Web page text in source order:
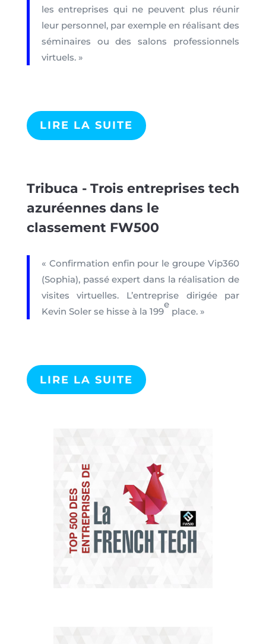
les entreprises qui ne peuvent plus réunir
leur personnel, par exemple en réalisant des
séminaires ou des salons professionnels
virtuels. »
LIRE LA SUITE
Tribuca - Trois entreprises tech
azuréennes dans le
classement FW500
« Confirmation enfin pour le groupe Vip360
(Sophia), passé expert dans la réalisation de
visites virtuelles. L’entreprise dirigée par
Kevin Soler se hisse à la 199
e
place. »
LIRE LA SUITE